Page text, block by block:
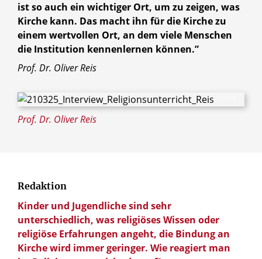
Prof. Dr. Oliver Reis
ist so auch ein wichtiger Ort, um zu zeigen, was
Kirche kann. Das macht ihn für die Kirche zu
einem wertvollen Ort, an dem viele Menschen
die Institution kennenlernen können.”
Prof. Dr. Oliver Reis
Redaktion
Kinder und Jugendliche sind sehr
unterschiedlich, was religiöses Wissen oder
religiöse Erfahrungen angeht, die Bindung an
Kirche wird immer geringer. Wie reagiert man